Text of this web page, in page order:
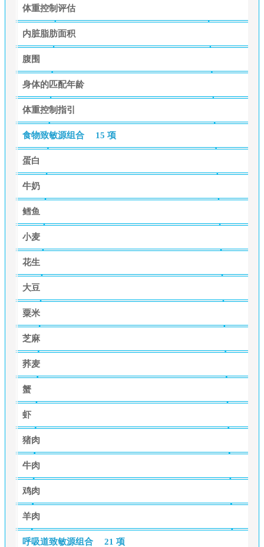
体重控制评估
内脏脂肪面积
腹围
身体的匹配年龄
体重控制指引
食物致敏源组合 15 项
蛋白
牛奶
鳕鱼
小麦
花生
大豆
粟米
芝麻
荞麦
蟹
虾
猪肉
牛肉
鸡肉
羊肉
呼吸道致敏源组合 21 项